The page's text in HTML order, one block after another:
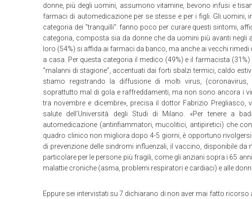
donne, più degli uomini, assumono vitamine, bevono infusi e
farmaci di automedicazione per se stesse e per i figli. Gli uomini,
categoria dei “tranquilli”: fanno poco per curare questi sintomi,
categoria, composta sia da donne che da uomini più avanti negli
loro (54%) si affida ai farmaci da banco, ma anche ai vecchi
a casa. Per questa categoria il medico (49%) e il farmacista
“malanni di stagione”, accentuati dai forti sbalzi termici, caldo
stiamo registrando la diffusione di molti virus, (coronavirus,
soprattutto mal di gola e raffreddamenti, ma non sono ancora i
tra novembre e dicembre», precisa il dottor Fabrizio Pregliasco,
salute dell’Università degli Studi di Milano. «Per tenere a
automedicazione (antinfiammatori, mucolitici, antipiretici) che
quadro clinico non migliora dopo 4-5 giorni, è opportuno
di prevenzione delle sindromi influenzali, il vaccino, disponibile da
particolare per le persone più fragili, come gli anziani sopra i 65
malattie croniche (asma, problemi respiratori e cardiaci) e alle
Eppure sei intervistati su 7 dichiarano di non aver mai fatto ricorso